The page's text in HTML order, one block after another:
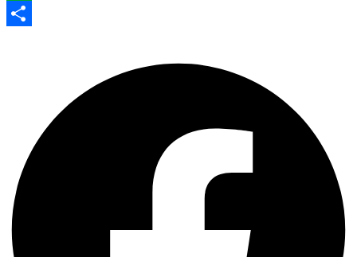
Evernote